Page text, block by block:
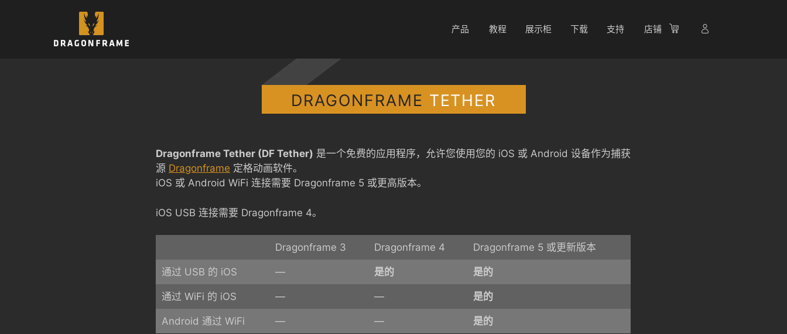
产品 教程 展示柜 下载 支持 店铺
DRAGONFRAME TETHER
Dragonframe Tether (DF Tether) 是一个免费的应用程序，允许您使用您的 iOS 或 Android 设备作为捕获
源 Dragonframe 定格动画软件。
iOS 或 Android WiFi 连接需要 Dragonframe 5 或更高版本。
iOS USB 连接需要 Dragonframe 4。
Dragonframe 3 Dragonframe 4 Dragonframe 5 或更新版本
通过 USB 的 iOS — 是的 是的
通过 WiFi 的 iOS — — 是的
Android 通过 WiFi — — 是的